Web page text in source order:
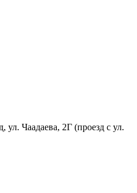
Чаадаева, 2Г (проезд с ул.